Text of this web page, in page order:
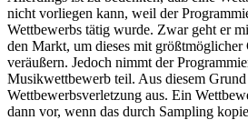
nicht vorliegen kann, weil der
Wettbewerbs tätig wurde. Zwar geht er
den Markt, um dieses mit größtmöglicher
veräußern. Jedoch nimmt der
Musikwettbewerb teil. Aus diesem Grund
Wettbewerbsverletzung aus. Ein
dann vor, wenn das durch Sampling